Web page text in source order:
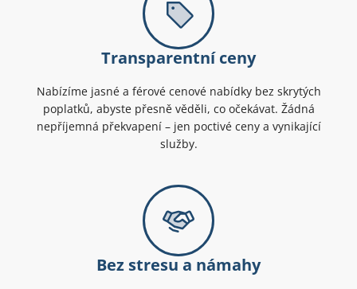
Transparentní ceny
Nabízíme jasné a férové cenové nabídky bez skrytých
poplatků, abyste přesně věděli, co očekávat. Žádná
nepříjemná překvapení – jen poctivé ceny a vynikající
služby.
Bez stresu a námahy